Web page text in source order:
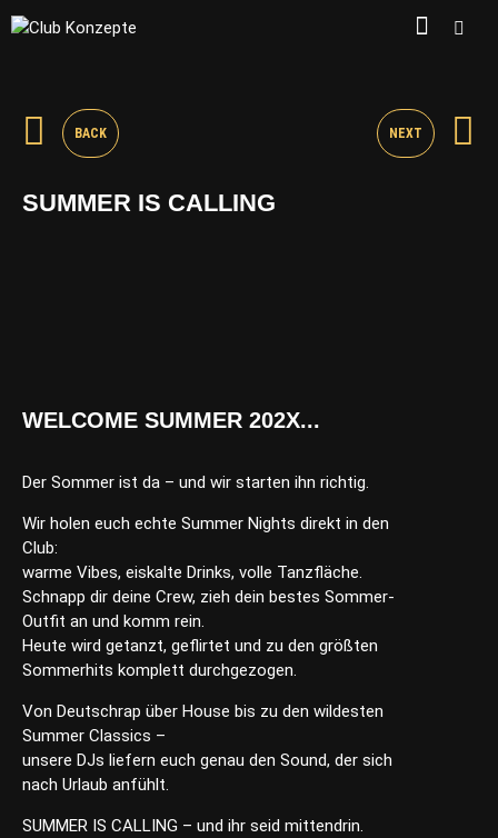
BACK NEXT
SUMMER IS CALLING
WELCOME SUMMER 202X...
Der Sommer ist da – und wir starten ihn richtig.
Wir holen euch echte Summer Nights direkt in den
Club:
warme Vibes, eiskalte Drinks, volle Tanzfläche.
Schnapp dir deine Crew, zieh dein bestes Sommer-
Outfit an und komm rein.
Heute wird getanzt, geflirtet und zu den größten
Sommerhits komplett durchgezogen.
Von Deutschrap über House bis zu den wildesten
Summer Classics –
unsere DJs liefern euch genau den Sound, der sich
nach Urlaub anfühlt.
SUMMER IS CALLING – und ihr seid mittendrin.